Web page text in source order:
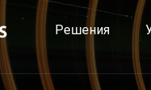
Решения